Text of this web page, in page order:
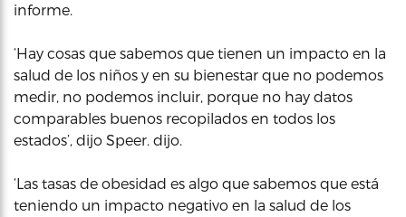
informe.
‘Hay cosas que sabemos que tienen un impacto en la
salud de los niños y en su bienestar que no podemos
medir, no podemos incluir, porque no hay datos
comparables buenos recopilados en todos los
estados’, dijo Speer. dijo.
‘Las tasas de obesidad es algo que sabemos que está
teniendo un impacto negativo en la salud de los